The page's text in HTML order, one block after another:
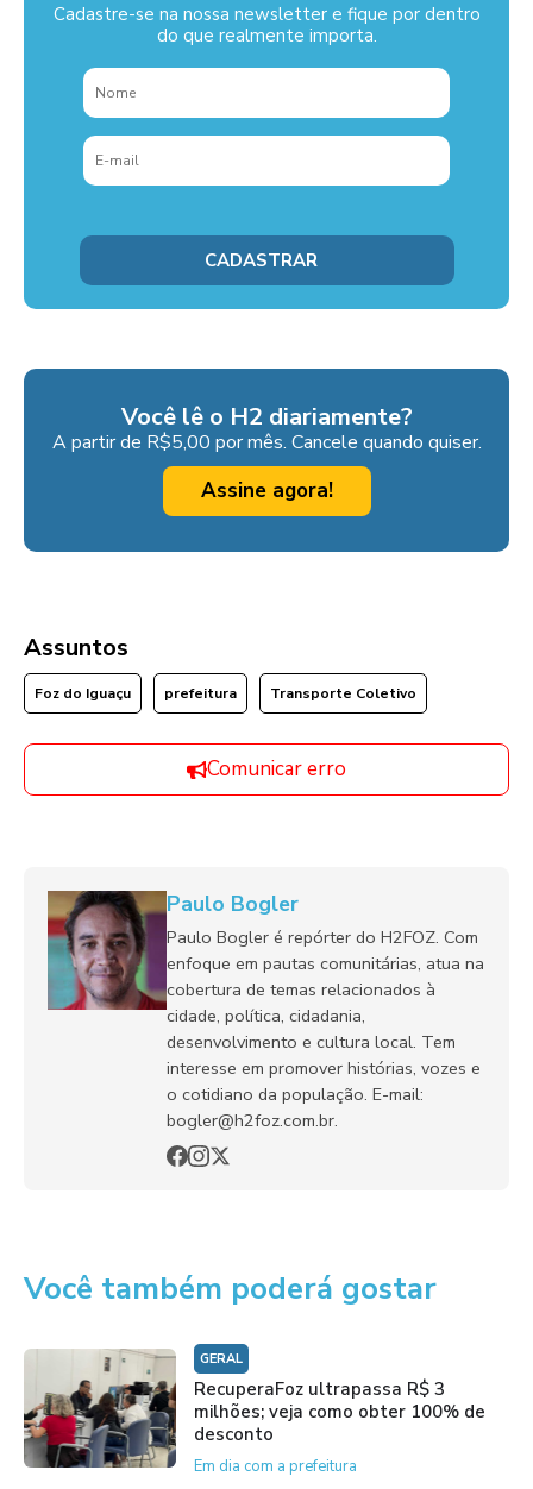
Cadastre-se na nossa newsletter e fique por dentro
do que realmente importa.
Você lê o H2 diariamente?
A partir de R$5,00 por mês. Cancele quando quiser.
Assine agora!
Assuntos
Foz do Iguaçu prefeitura Transporte Coletivo
Comunicar erro
Paulo Bogler
Paulo Bogler é repórter do H2FOZ. Com
enfoque em pautas comunitárias, atua na
cobertura de temas relacionados à
cidade, política, cidadania,
desenvolvimento e cultura local. Tem
interesse em promover histórias, vozes e
o cotidiano da população. E-mail:
bogler@h2foz.com.br.
Você também poderá gostar
GERAL
RecuperaFoz ultrapassa R$ 3
milhões; veja como obter 100% de
desconto
Em dia com a prefeitura